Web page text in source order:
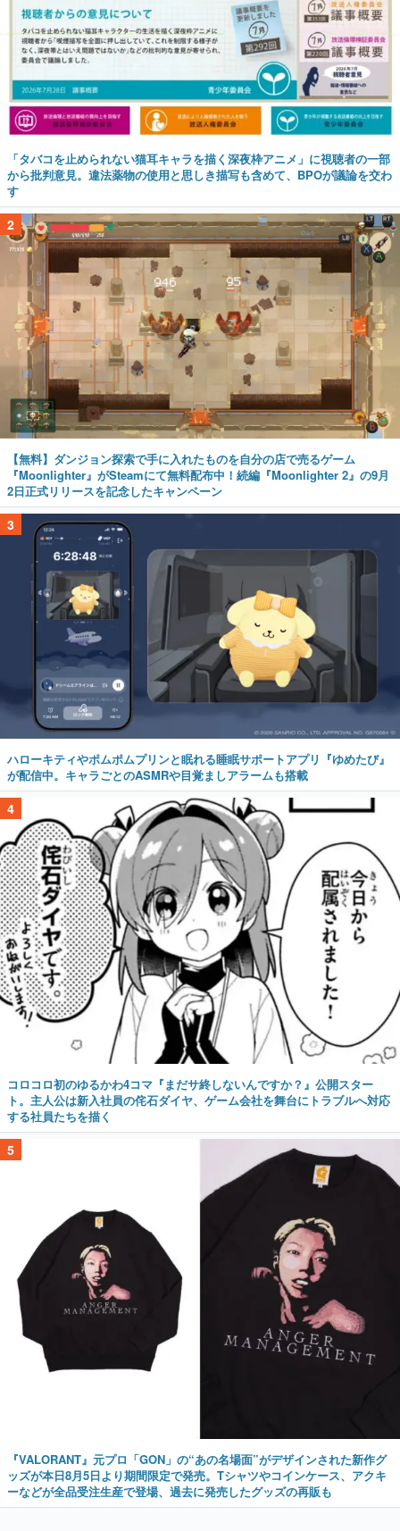
「タバコを止められない猫耳キャラを描く深夜枠アニメ」に視聴者の一部
から批判意見。違法薬物の使用と思しき描写も含めて、BPOが議論を交わ
す
2
【無料】ダンジョン探索で手に入れたものを自分の店で売るゲーム
『Moonlighter』がSteamにて無料配布中！続編『Moonlighter 2』の9月
2日正式リリースを記念したキャンペーン
3
ハローキティやポムポムプリンと眠れる睡眠サポートアプリ『ゆめたび』
が配信中。キャラごとのASMRや目覚ましアラームも搭載
4
コロコロ初のゆるかわ4コマ『まだサ終しないんですか？』公開スター
ト。主人公は新入社員の侘石ダイヤ、ゲーム会社を舞台にトラブルへ対応
する社員たちを描く
5
『VALORANT』元プロ「GON」の“あの名場面”がデザインされた新作グ
ッズが本日8月5日より期間限定で発売。Tシャツやコインケース、アクキ
ーなどが全品受注生産で登場、過去に発売したグッズの再販も